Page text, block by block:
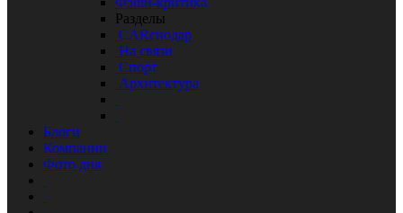
Разделы
CARснодар
На связи
Спорт
Архитектура
Блоги
Компании
Фото дня